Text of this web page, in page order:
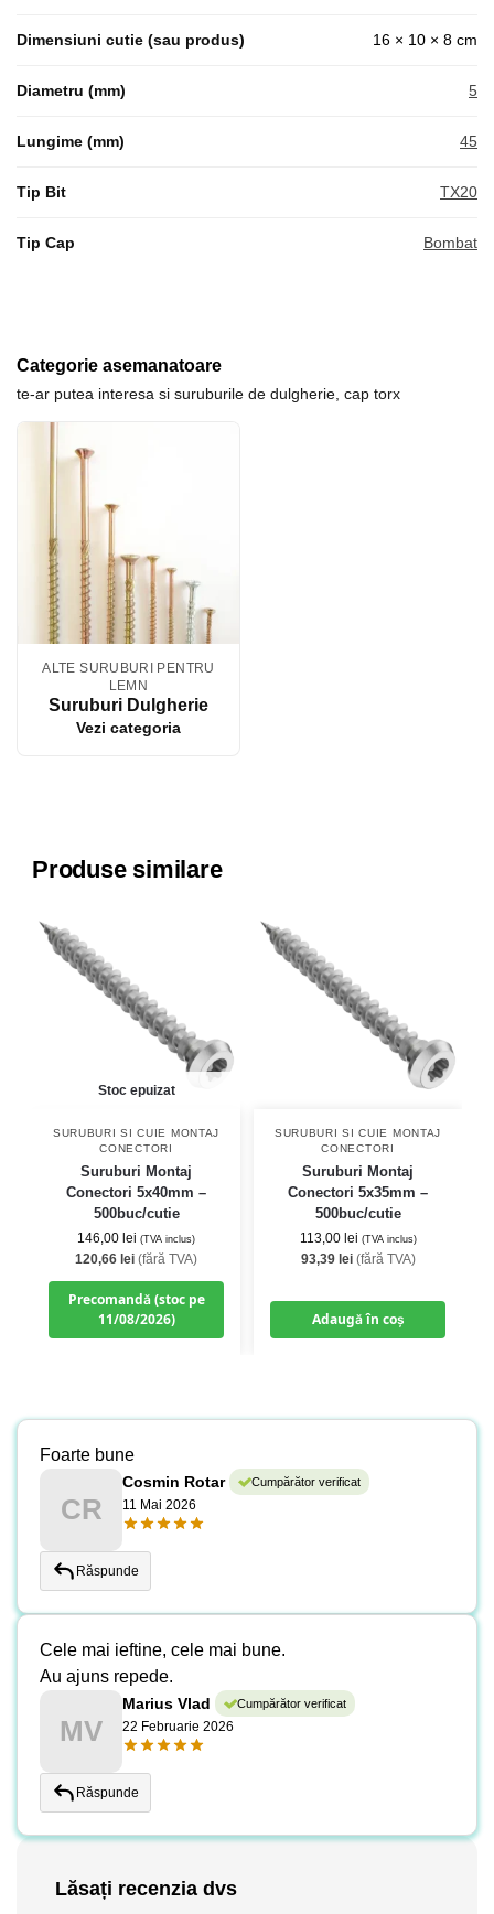
Dimensiuni cutie (sau produs) 16 × 10 × 8 cm
Diametru (mm) 5
Lungime (mm) 45
Tip Bit TX20
Tip Cap Bombat
Categorie asemanatoare
te-ar putea interesa si suruburile de dulgherie, cap torx
ALTE SURUBURI PENTRU
LEMN
Suruburi Dulgherie
Vezi categoria
Produse similare
Stoc epuizat
SURUBURI SI CUIE MONTAJ
CONECTORI
Suruburi Montaj
Conectori 5x40mm –
500buc/cutie
146,00 lei (TVA inclus)
120,66 lei (fără TVA)
Precomandă (stoc pe
11/08/2026)
SURUBURI SI CUIE MONTAJ
CONECTORI
Suruburi Montaj
Conectori 5x35mm –
500buc/cutie
113,00 lei (TVA inclus)
93,39 lei(fără TVA)
Adaugă în coș
CR
Cosmin Rotar Cumpărător verificat
11 Mai 2026
Foarte bune
Răspunde
MV
Marius Vlad Cumpărător verificat
22 Februarie 2026
Cele mai ieftine, cele mai bune.
Au ajuns repede.
Răspunde
Lăsați recenzia dvs